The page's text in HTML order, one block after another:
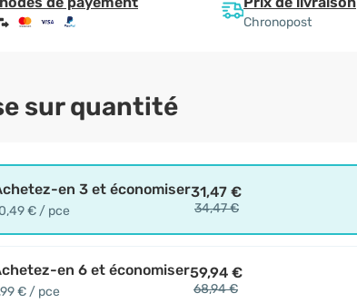
Chronopost
sur quantité
en 3 et économiser
€ / pce
31,47 €
34,47 €
en 6 et économiser
€ / pce
59,94 €
68,94 €